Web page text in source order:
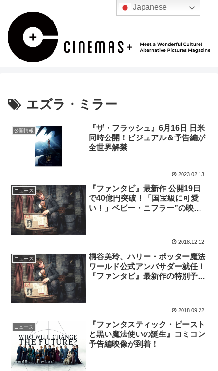
エズラ・ミラー
公開情報
『ザ・フラッシュ』6月16日 日米
同時公開！ビジュアル＆予告編が
全世界解禁
2023.02.13
ニュース
『ファンタビ』最新作 公開19日
で40億円突破！「国宝級に可愛
い！」ベビー・ニフラー”の映像
2018.12.12
ニュース
桐谷美玲、ハリー・ポッター魔法
ワールド公式アンバサダー就任！
『ファンタビ』最新作の特別予告
2018.09.22
ニュース
『ファンタスティック・ビースト
と黒い魔法使いの誕生』コミコン
予告編映像が到着！
Japanese